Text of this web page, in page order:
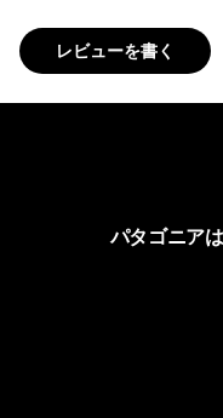
レビューを書く
パタゴニア